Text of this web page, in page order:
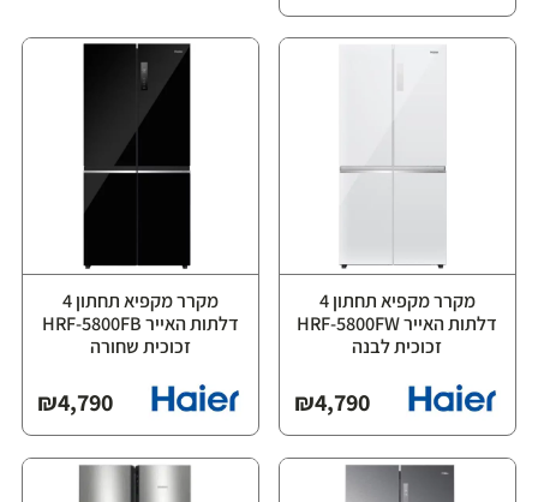
מקרר מקפיא תחתון 4
דלתות האייר HRF-5800FW
זכוכית לבנה
₪4,790
מקרר מקפיא תחתון 4
דלתות האייר HRF-5800FB
זכוכית שחורה
₪4,790